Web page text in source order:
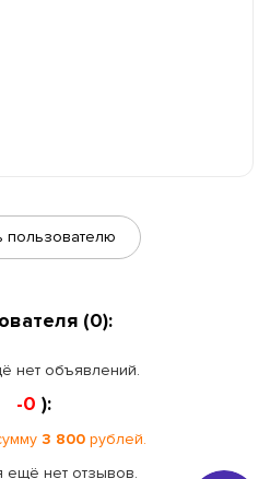
пользователю
(0):
нет объявлений.
-0 ):
3 800 рублей.
ещё нет отзывов.